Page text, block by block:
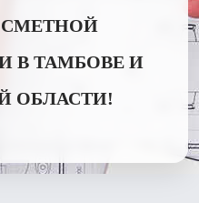
СМЕТНОЙ
В ТАМБОВЕ И
ОБЛАСТИ!